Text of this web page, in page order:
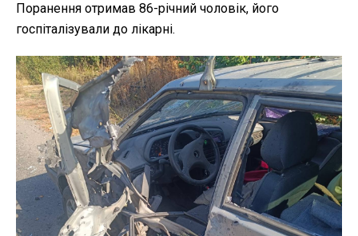
Поранення отримав 86-річний чоловік, його
госпіталізували до лікарні.